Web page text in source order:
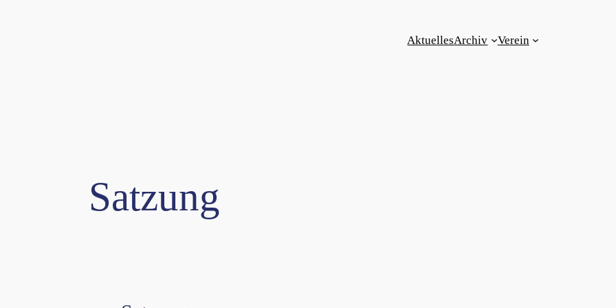
AktuellesArchiv Verein
Satzung